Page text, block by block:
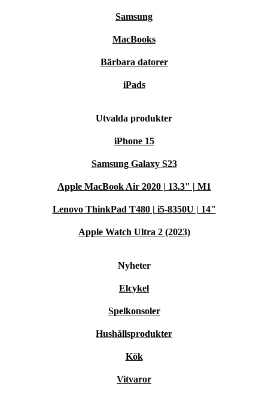
Samsung
MacBooks
Bärbara datorer
iPads
Utvalda produkter
iPhone 15
Samsung Galaxy S23
Apple MacBook Air 2020 | 13.3" | M1
Lenovo ThinkPad T480 | i5-8350U | 14"
Apple Watch Ultra 2 (2023)
Nyheter
Elcykel
Spelkonsoler
Hushållsprodukter
Kök
Vitvaror